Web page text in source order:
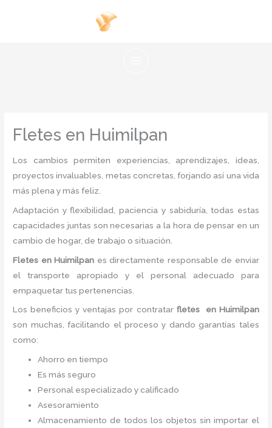
Fletes en Huimilpan
Los cambios permiten experiencias, aprendizajes, ideas,
proyectos invaluables, metas concretas, forjando así una vida
más plena y más feliz.
Adaptación y flexibilidad, paciencia y sabiduría, todas estas
capacidades juntas son necesarias a la hora de pensar en un
cambio de hogar, de trabajo o situación.
Fletes en Huimilpan es directamente responsable de enviar
el transporte apropiado y el personal adecuado para
empaquetar tus pertenencias.
Los beneficios y ventajas por contratar fletesen Huimilpan
son muchas, facilitando el proceso y dando garantías tales
como:
Ahorro en tiempo
Es más seguro
Personal especializado y calificado
Asesoramiento
Almacenamiento de todos los objetos sin importar el